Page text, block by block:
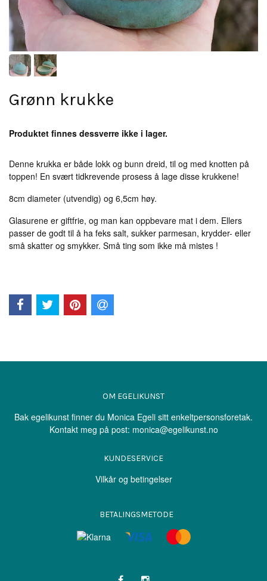
Grønn krukke
Produktet finnes dessverre ikke i lager.
Denne krukka er både lokk og bunn dreid, til og med knotten på
toppen! En svært tidkrevende prosess å lage disse krukkene!
8cm diameter (utvendig) og 6,5cm høy.
Glasurene er giftfrie, og man kan oppbevare mat i dem. Ellers
passer de godt til å ha feks salt, sukker parmesan, krydder- eller
små skatter og smykker. Små ting som ikke må mistes !
OM EGELIKUNST
Bak egelikunst finner du Monica Egeli sitt enkeltpersonsforetak.
Kontakt meg på post: monica@egelikunst.no
KUNDESERVICE
Vilkår og betingelser
BETALINGSMETODE